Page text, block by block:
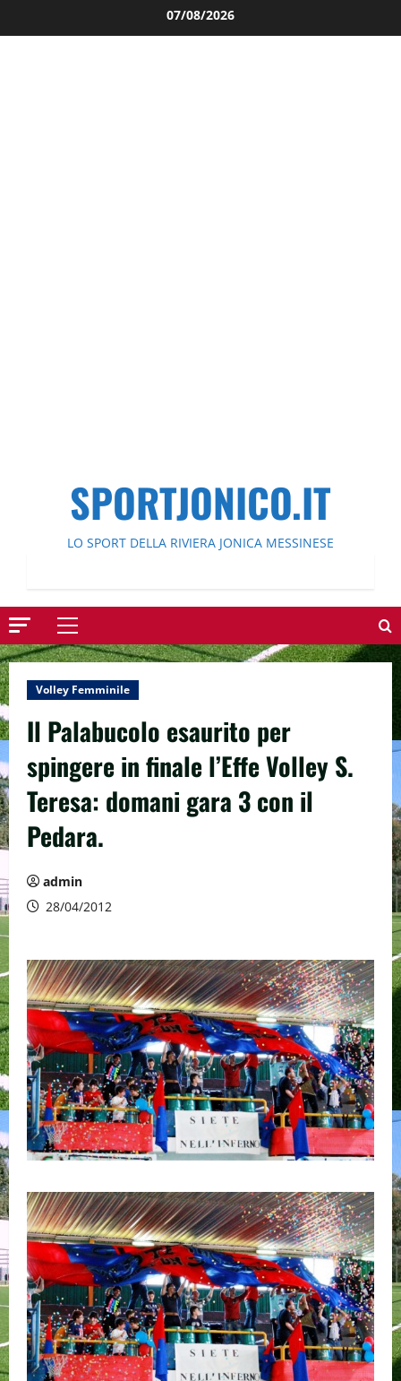
al
07/08/2026
SPORTJONICO.IT
LO SPORT DELLA RIVIERA JONICA MESSINESE
Menu
principale
Volley Femminile
Il Palabucolo esaurito per
spingere in finale l’Effe Volley S.
Teresa: domani gara 3 con il
Pedara.
admin
28/04/2012